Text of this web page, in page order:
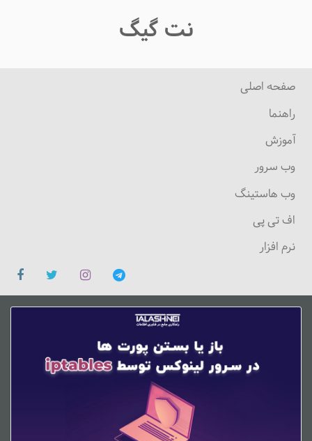
نت گیگ
صفحه اصلی
راهنما
آموزش
وب سرور
وب هاستینگ
اف تی پی
نرم افزار